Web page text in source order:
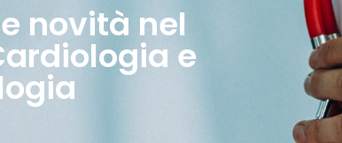
novità nel
e